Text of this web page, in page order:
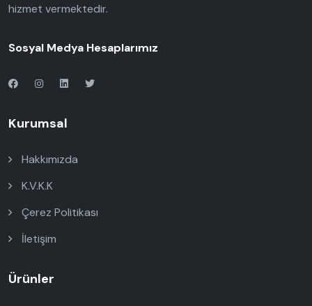
hizmet vermektedir.
Sosyal Medya Hesaplarımız
Kurumsal
Hakkımızda
K.V.K.K
Çerez Politikası
İletişim
Ürünler